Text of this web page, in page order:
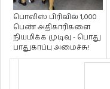
பொலிஸ் பிரிவில் 1,000
பெண் அதிகாரிகளை
நியமிக்க முடிவு - பொது
பாதுகாப்பு அமைச்சு!